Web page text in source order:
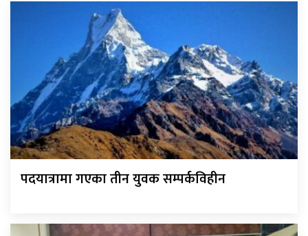
पदयात्रामा गएका तीन युवक सम्पर्कविहीन